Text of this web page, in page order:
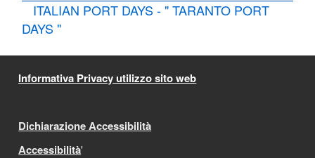
ITALIAN PORT DAYS - " TARANTO PORT
DAYS "
Informativa Privacy utilizzo sito web
Dichiarazione Accessibilità
Accessibilità'